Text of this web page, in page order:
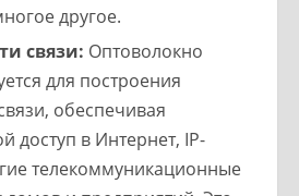
другое.
связи: Оптоволокно
для построения
обеспечивая
доступ в Интернет, IP-
телекоммуникационные